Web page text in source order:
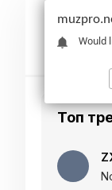
Топ
Would